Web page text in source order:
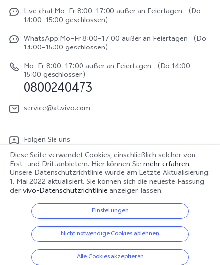
V70
V70 FE
Y31e 5G
vivo Buds Air3
Funtouch OS
IMEI-Authentifizierung
System Verbesserung
Reparaturerfassung
Benutzerhandbuch
Log aktualisieren
LUTs für Log-Wiederherstellung
Impressum
Rechtliche Hinweise
vivo Datenschutzcenter
Live chat:Mo–Fr 8:00–17:00 außer an Feiertagen （Do
14:00–15:00 geschlossen）
WhatsApp:Mo–Fr 8:00–17:00 außer an Feiertagen （Do
14:00–15:00 geschlossen）
Mo–Fr 8:00–17:00 außer an Feiertagen （Do 14:00–
15:00 geschlossen）
0800240473
service@at.vivo.com
Folgen Sie uns
Österreich | Land/Region auswählen
© 2026 vivo Mobile Communication Co., Ltd. Alle Rechte vorbehalten.
Datenschutz-Bestimmungen | Cookie-Richtlinie |
Datenschutz Support
vivo-Datenrichtlinie | Cookie-Einstellungen
Diese Seite verwendet Cookies, einschließlich solcher von
Erst- und Drittanbietern. Hier können Sie mehr erfahren.
Unsere Datenschutzrichtlinie wurde am Letzte Aktualisierung:
1. Mai 2022 aktualisiert. Sie können sich die neueste Fassung
dervivo-Datenschutzrichtlinieanzeigen lassen.
Einstellungen
Nicht notwendige Cookies ablehnen
Alle Cookies akzeptieren